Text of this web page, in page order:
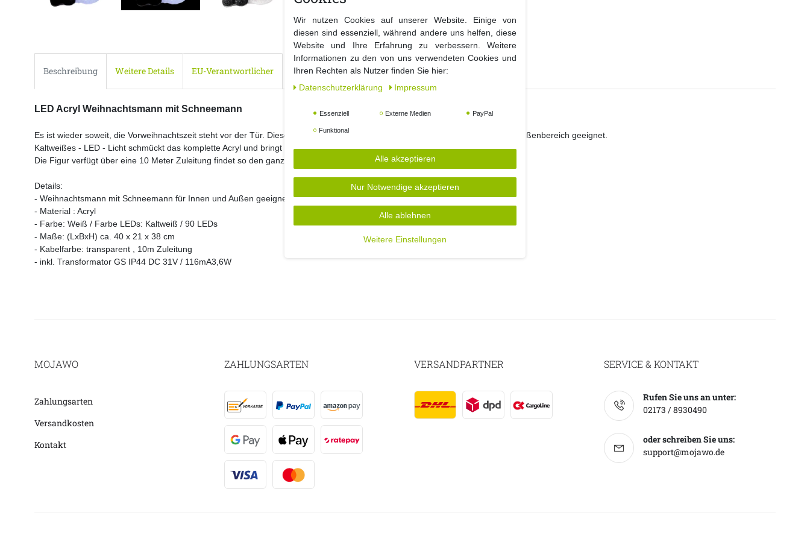
Beschreibung Weitere Details EU-Verantwortlicher
LED Acryl Weihnachtsmann mit Schneemann
Es ist wieder soweit, die Vorweihnachtszeit steht vor der Tür. Dieser Weihnachtsmann mit Schneemann
ist für den Innen - und Außenbereich geeignet.
Kaltweißes - LED - Licht schmückt das komplette Acryl und bringt die Weihnachtsdekoration zum leuchten.
Die Figur verfügt über eine 10 Meter Zuleitung findet so den ganz besonderen Platz im Garten....
Details:
- Weihnachtsmann mit Schneemann für Innen und Außen geeignet
- Material : Acryl
- Farbe: Weiß / Farbe LEDs: Kaltweiß / 90 LEDs
- Maße: (LxBxH) ca. 40 x 21 x 38 cm
- Kabelfarbe: transparent , 10m Zuleitung
- inkl. Transformator GS IP44 DC 31V / 116mA3,6W
MOJAWO
Zahlungsarten
Versandkosten
Kontakt
ZAHLUNGSARTEN VERSANDPARTNER SERVICE & KONTAKT
Rufen Sie uns an unter:
02173 / 8930490
oder schreiben Sie uns:
support@mojawo.de
Wir nutzen Cookies auf unserer Website. Einige von
diesen sind essenziell, während andere uns helfen, diese
Website und Ihre Erfahrung zu verbessern. Weitere
Informationen zu den von uns verwendeten Cookies und
Ihren Rechten als Nutzer finden Sie hier:
Daten­schutz­erklärung
Impressum
Essenziell Externe Medien PayPal
Funktional
Alle akzeptieren
Nur Notwendige akzeptieren
Alle ablehnen
Weitere Einstellungen